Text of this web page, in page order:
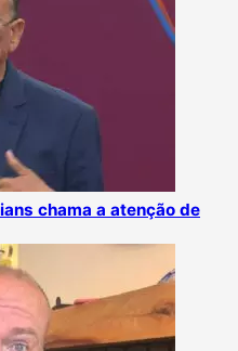
chama a atenção de